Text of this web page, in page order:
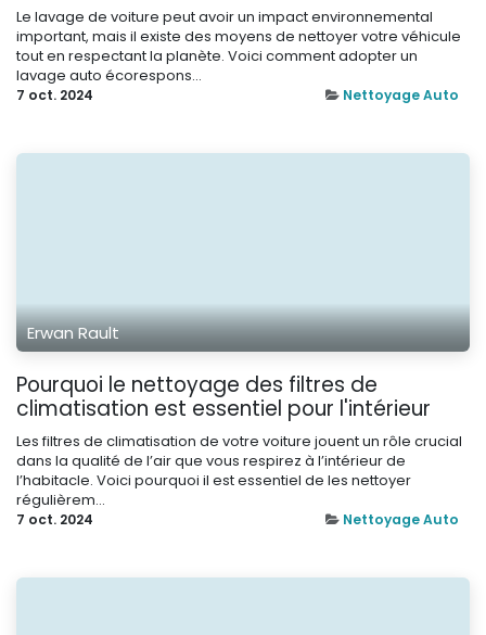
Le lavage de voiture peut avoir un impact environnemental
important, mais il existe des moyens de nettoyer votre véhicule
tout en respectant la planète. Voici comment adopter un
lavage auto écorespons...
7 oct. 2024 Nettoyage Auto
Erwan Rault
Pourquoi le nettoyage des filtres de
climatisation est essentiel pour l'intérieur
Les filtres de climatisation de votre voiture jouent un rôle crucial
dans la qualité de l’air que vous respirez à l’intérieur de
l’habitacle. Voici pourquoi il est essentiel de les nettoyer
régulièrem...
7 oct. 2024 Nettoyage Auto